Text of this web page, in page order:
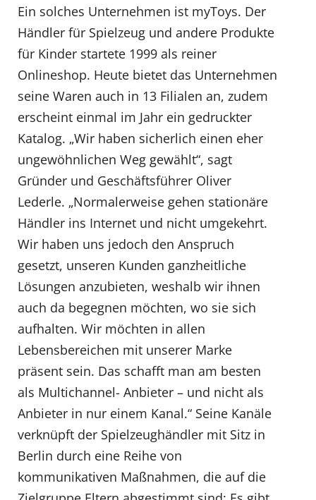
Ein solches Unternehmen ist myToys. Der
Händler für Spielzeug und andere Produkte
für Kinder startete 1999 als reiner
Onlineshop. Heute bietet das Unternehmen
seine Waren auch in 13 Filialen an, zudem
erscheint einmal im Jahr ein gedruckter
Katalog. „Wir haben sicherlich einen eher
ungewöhnlichen Weg gewählt“, sagt
Gründer und Geschäftsführer Oliver
Lederle. „Normalerweise gehen stationäre
Händler ins Internet und nicht umgekehrt.
Wir haben uns jedoch den Anspruch
gesetzt, unseren Kunden ganzheitliche
Lösungen anzubieten, weshalb wir ihnen
auch da begegnen möchten, wo sie sich
aufhalten. Wir möchten in allen
Lebensbereichen mit unserer Marke
präsent sein. Das schafft man am besten
als Multichannel- Anbieter – und nicht als
Anbieter in nur einem Kanal.“ Seine Kanäle
verknüpft der Spielzeughändler mit Sitz in
Berlin durch eine Reihe von
kommunikativen Maßnahmen, die auf die